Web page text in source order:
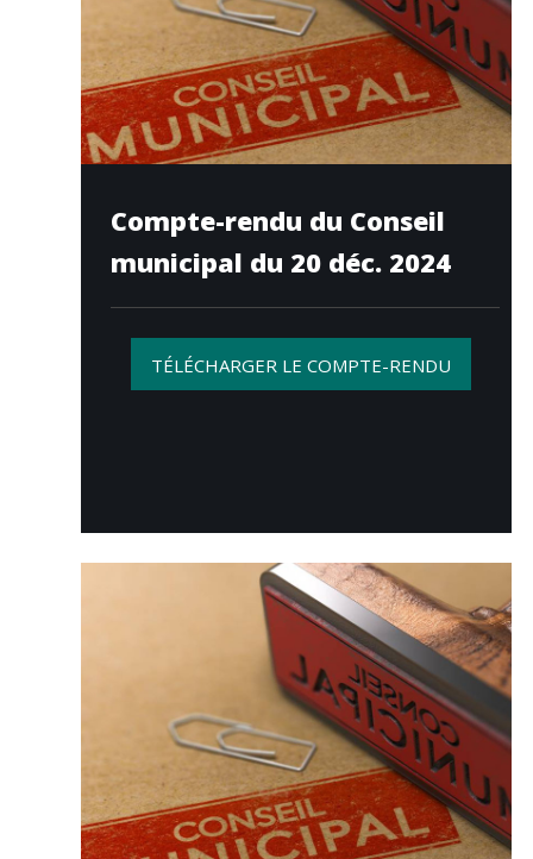
Compte-rendu du Conseil
municipal du 20 déc. 2024
TÉLÉCHARGER LE COMPTE-RENDU